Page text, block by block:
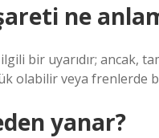
ne
bir uyarıdır; ancak,
olabilir veya frenlerde
yanar?